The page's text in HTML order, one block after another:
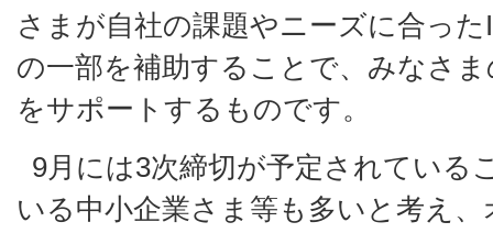
さまが自社の課題やニーズに合っ
の一部を補助することで、みなさ
をサポートするものです。
9月には3次締切が予定されている
いる中小企業さま等も多いと考え